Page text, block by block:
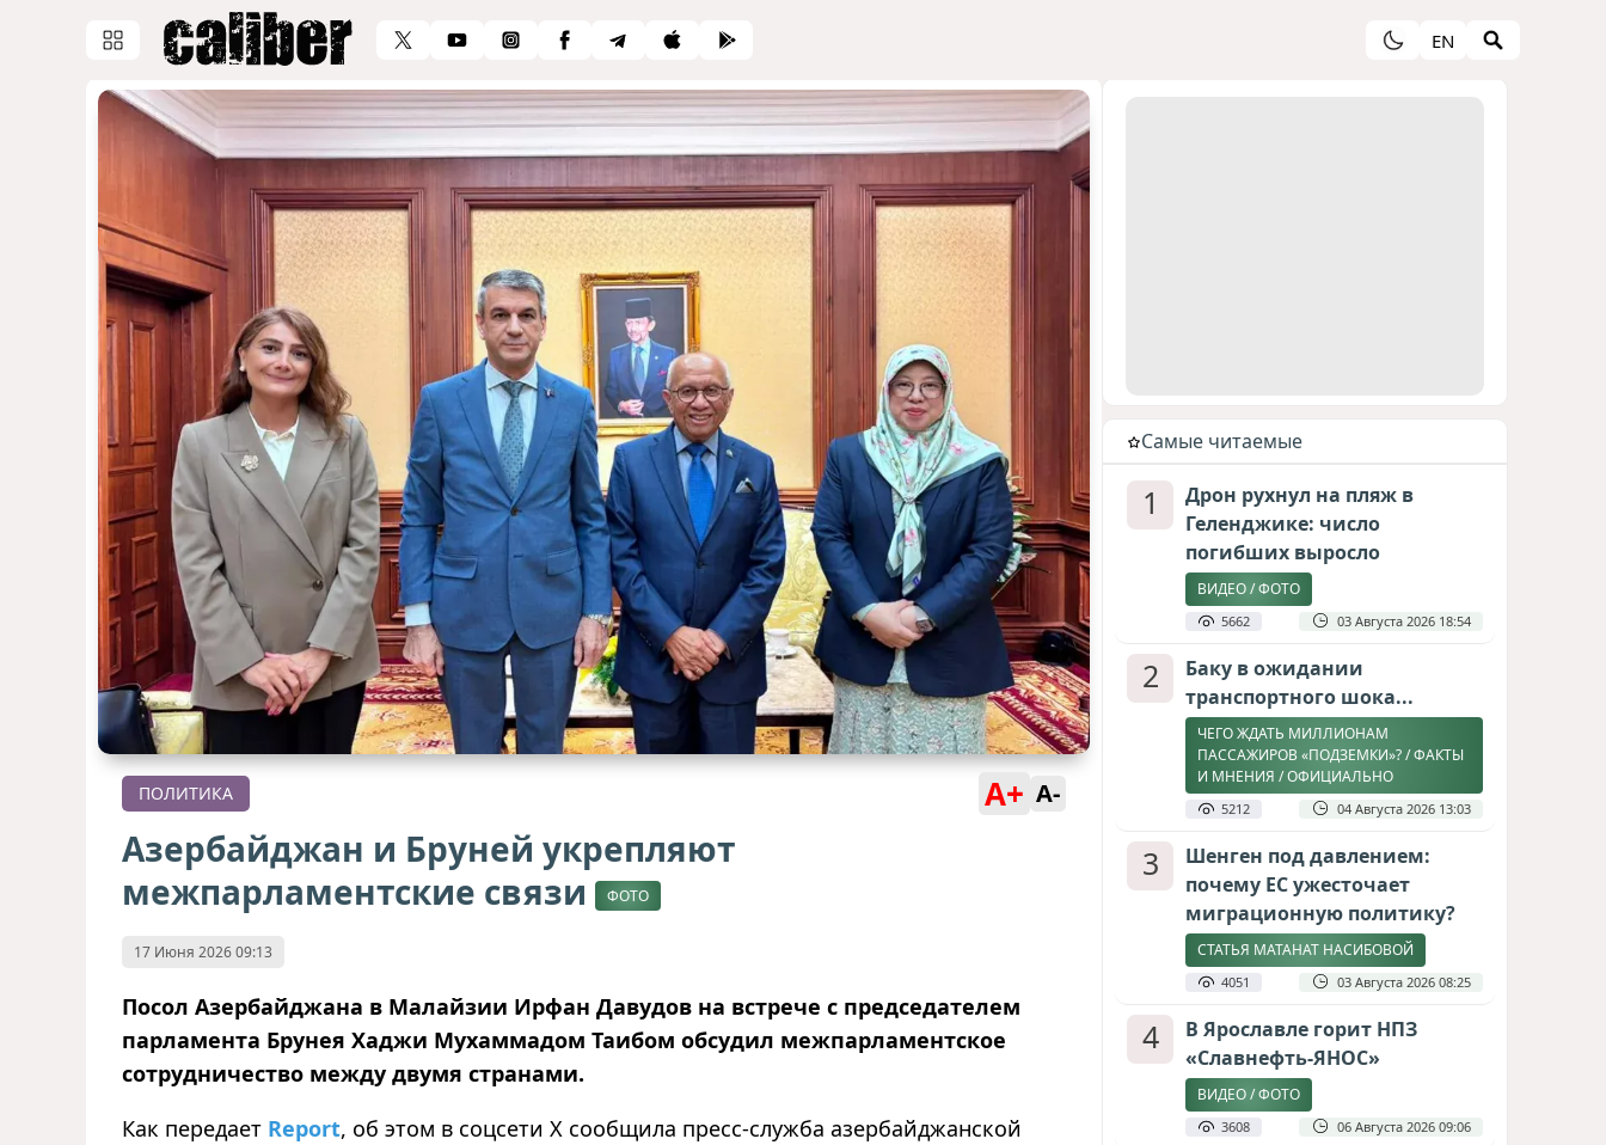
EN
ПОЛИТИКА A+ A-
Азербайджан и Бруней укрепляют
межпарламентские связи
ФОТО
17 Июня 2026 09:13
Посол Азербайджана в Малайзии Ирфан Давудов на встрече с председателем
парламента Брунея Хаджи Мухаммадом Таибом обсудил межпарламентское
сотрудничество между двумя странами.
Как передает Report, об этом в соцсети Х сообщила пресс-служба азербайджанской
Cамые читаемые
1
Дрон рухнул на пляж в
Геленджике: число
погибших выросло
ВИДЕО / ФОТО
5662 03 Августа 2026 18:54
2
Баку в ожидании
транспортного шока...
ЧЕГО ЖДАТЬ МИЛЛИОНАМ
ПАССАЖИРОВ «ПОДЗЕМКИ»? / ФАКТЫ
И МНЕНИЯ / ОФИЦИАЛЬНО
5212 04 Августа 2026 13:03
3
Шенген под давлением:
почему ЕС ужесточает
миграционную политику?
СТАТЬЯ МАТАНАТ НАСИБОВОЙ
4051 03 Августа 2026 08:25
4
В Ярославле горит НПЗ
«Славнефть-ЯНОС»
ВИДЕО / ФОТО
3608 06 Августа 2026 09:06